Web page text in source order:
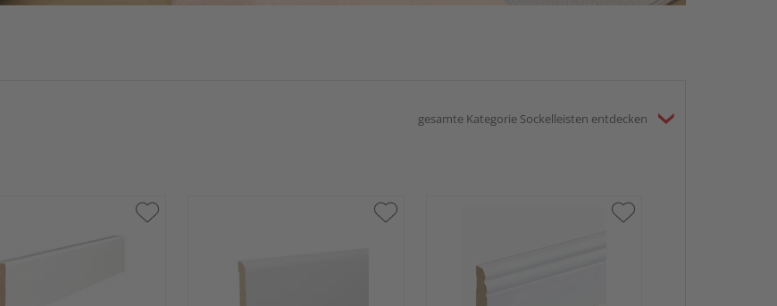
gesamte Kategorie Sockelleisten entdecken